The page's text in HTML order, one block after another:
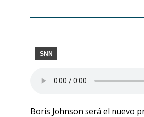
SNN
Boris Johnson será el nuevo